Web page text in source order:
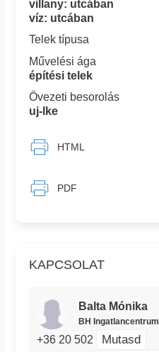
KAPCSOLAT
Balta Mónika
BH Ingatlancentrum
+36 20 502 Mutasd
villany: utcában
víz: utcában
Telek típusa
Művelési ága
építési telek
Övezeti besorolás
uj-lke
HTML
PDF